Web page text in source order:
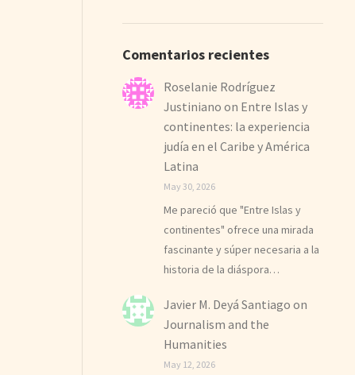
Comentarios recientes
Roselanie Rodríguez
Justiniano on Entre Islas y
continentes: la experiencia
judía en el Caribe y América
Latina
May 30, 2026
Me pareció que "Entre Islas y
continentes" ofrece una mirada
fascinante y súper necesaria a la
historia de la diáspora…
Javier M. Deyá Santiago on
Journalism and the
Humanities
May 12, 2026